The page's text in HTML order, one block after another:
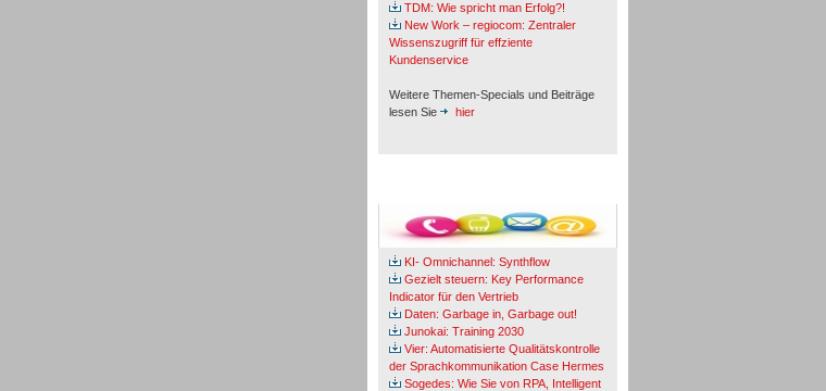
TDM: Wie spricht man Erfolg?!
New Work – regiocom: Zentraler
Wissenszugriff für effziente
Kundenservice
Weitere Themen-Specials und Beiträge
lesen Sie
hier
KI- Omnichannel: Synthflow
Gezielt steuern: Key Performance
Indicator für den Vertrieb
Daten: Garbage in, Garbage out!
Junokai: Training 2030
Vier: Automatisierte Qualitätskontrolle
der Sprachkommunikation Case Hermes
Sogedes: Wie Sie von RPA, Intelligent